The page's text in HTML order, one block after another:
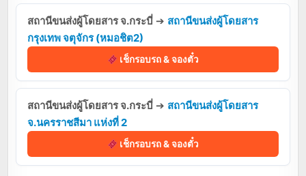
สถานีขนส่งผู้โดยสาร จ.กระบี่ ➔ สถานีขนส่งผู้โดยสาร
กรุงเทพ จตุจักร (หมอชิต2)
เช็กรอบรถ & จองตั๋ว
สถานีขนส่งผู้โดยสาร จ.กระบี่ ➔ สถานีขนส่งผู้โดยสาร
จ.นครราชสีมา แห่งที่ 2
เช็กรอบรถ & จองตั๋ว